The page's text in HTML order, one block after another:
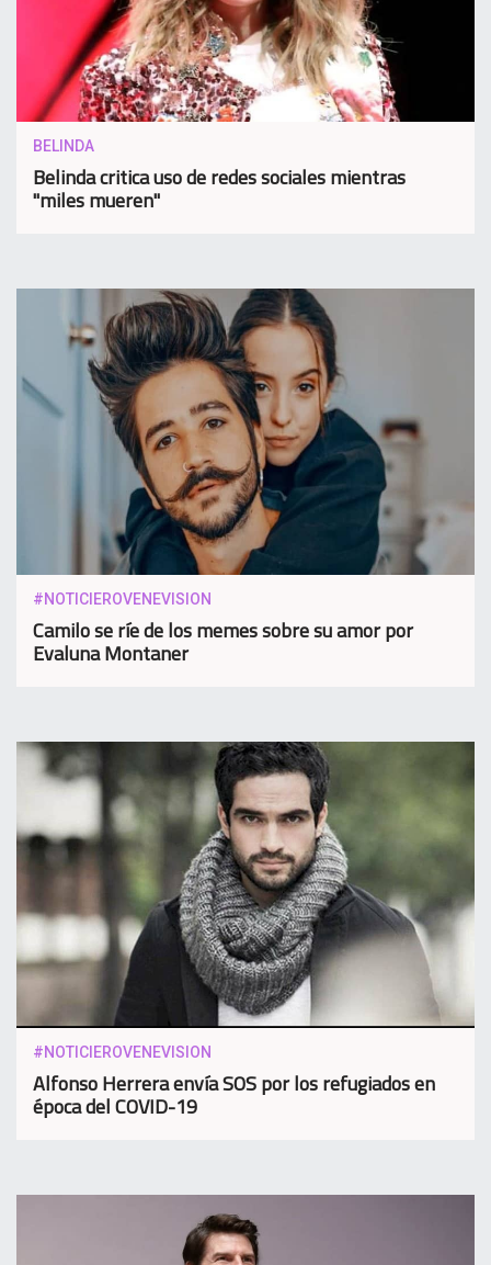
BELINDA
Belinda critica uso de redes sociales mientras
"miles mueren"
#NOTICIEROVENEVISION
Camilo se ríe de los memes sobre su amor por
Evaluna Montaner
#NOTICIEROVENEVISION
Alfonso Herrera envía SOS por los refugiados en
época del COVID-19